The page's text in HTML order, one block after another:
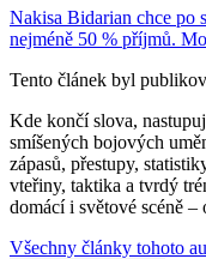
Nakisa Bidarian chce po
nejméně 50 % příjmů.
Tento článek byl
Kde končí slova,
smíšených bojových
zápasů, přestupy,
vteřiny, taktika a tvrdý
domácí i světové scéně –
Všechny články tohoto